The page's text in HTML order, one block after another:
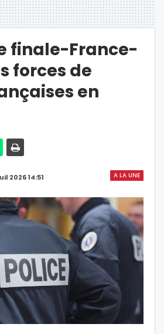
finale-France-
forces de
en
A LA UNE
2026 14:51